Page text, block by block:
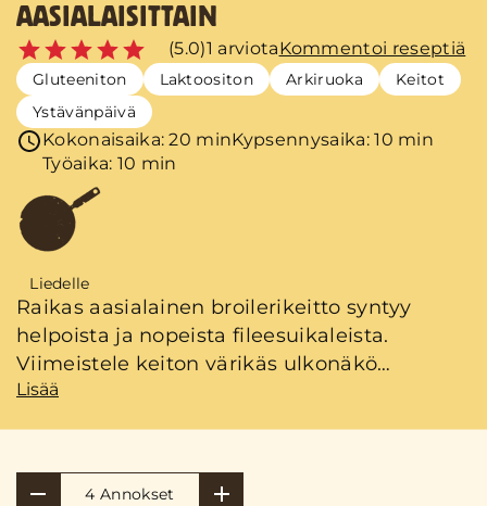
AASIALAISITTAIN
(5.0)1 arviotaKommentoi reseptiä
Gluteeniton Laktoositon Arkiruoka
Keitot
Ystävänpäivä
Kokonaisaika: 20 minKypsennysaika: 10 min
Työaika: 10 min
Liedelle
Raikas aasialainen broilerikeitto syntyy
helpoista ja nopeista fileesuikaleista.
Viimeistele keiton värikäs ulkonäkö
ripottelemalla päälle tuoretta pinaattia.
Lisää
4 Annokset